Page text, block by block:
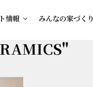
情報 みんなの家づくり